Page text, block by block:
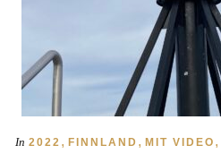
In 2022 , FINNLAND , MIT VIDEO ,